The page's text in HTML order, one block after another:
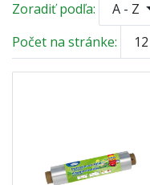
Zoradiť podľa:
A - Z
Počet na stránke:
12